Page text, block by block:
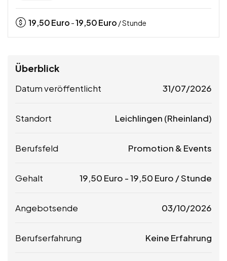
19,50Euro -19,50Euro / Stunde
Überblick
Datum veröffentlicht 31/07/2026
Standort Leichlingen (Rheinland)
Berufsfeld Promotion & Events
Gehalt 19,50 Euro -19,50 Euro / Stunde
Angebotsende 03/10/2026
Berufserfahrung Keine Erfahrung